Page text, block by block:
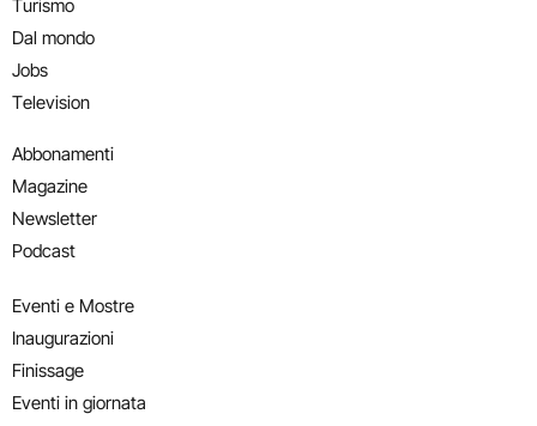
Turismo
Dal mondo
Jobs
Television
Abbonamenti
Magazine
Newsletter
Podcast
Eventi e Mostre
Inaugurazioni
Finissage
Eventi in giornata